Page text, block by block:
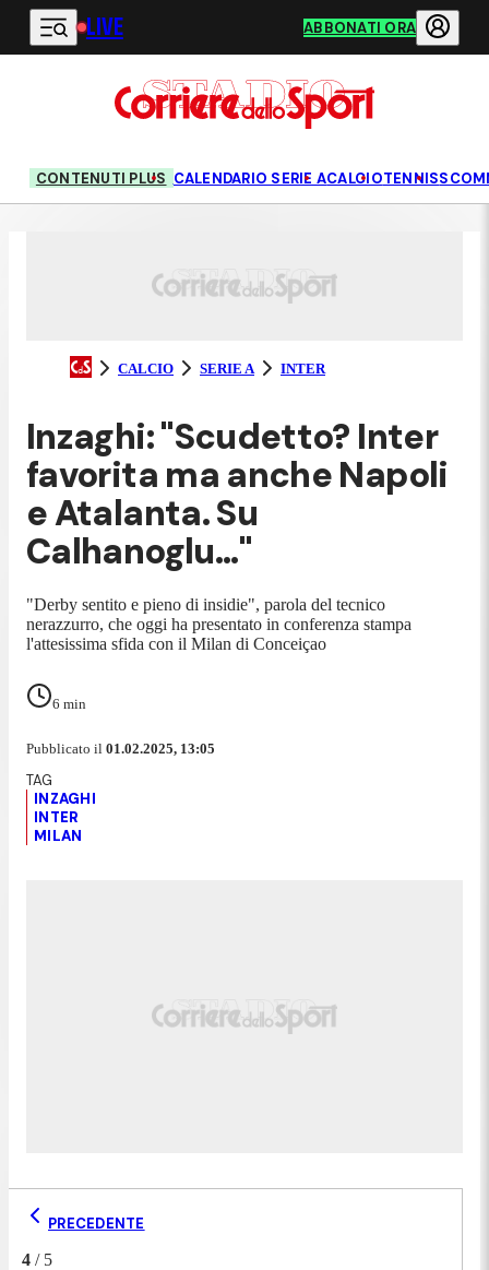
Vai al contenuto principale
LIVE ABBONATI ORA
CONTENUTI PLUS CALENDARIO SERIE ACALCIOTENNIS
CALCIO SERIE A INTER
Inzaghi: "Scudetto? Inter
favorita ma anche Napoli
e Atalanta. Su
Calhanoglu..."
"Derby sentito e pieno di insidie", parola del tecnico
nerazzurro, che oggi ha presentato in conferenza stampa
l'attesissima sfida con il Milan di Conceiçao
6 min
Pubblicato il 01.02.2025, 13:05
INZAGHI
INTER
MILAN
PRECEDENTE
4 / 5